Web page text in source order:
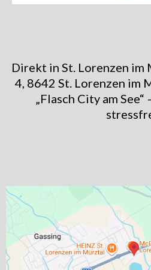
Direkt in St. Lorenzen im
4, 8642 St. Lorenzen im
„Flasch City am